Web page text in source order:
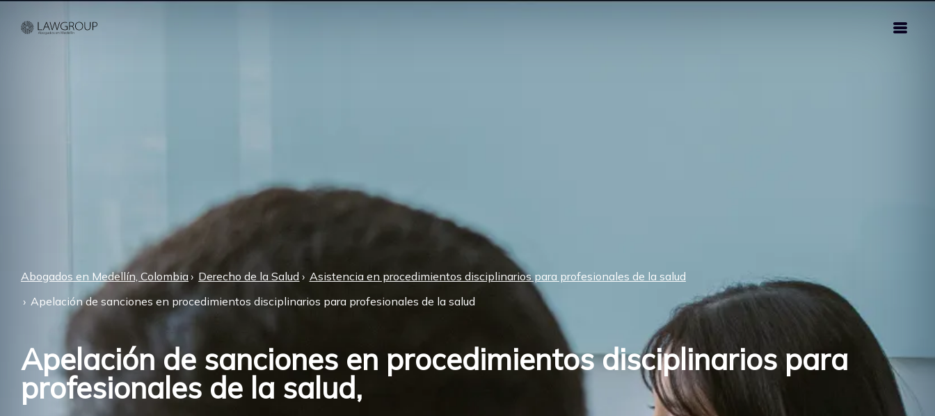
Abogados en Medellín, Colombia Derecho de la Salud
Asistencia en procedimientos disciplinarios para profesionales de la salud
Apelación de sanciones en procedimientos disciplinarios para profesionales de la salud
Apelación de sanciones en procedimientos disciplinarios para
profesionales de la salud,